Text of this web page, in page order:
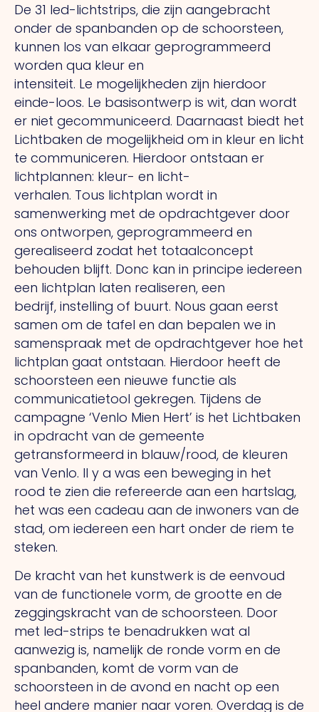
De 31 led-lichtstrips, die zijn aangebracht
onder de spanbanden op de schoorsteen,
kunnen los van elkaar geprogrammeerd
worden qua kleur en
intensiteit. Le mogelijkheden zijn hierdoor
einde-loos. Le basisontwerp is wit, dan wordt
er niet gecommuniceerd. Daarnaast biedt het
Lichtbaken de mogelijkheid om in kleur en licht
te communiceren. Hierdoor ontstaan er
lichtplannen: kleur- en licht-
verhalen. Tous lichtplan wordt in
samenwerking met de opdrachtgever door
ons ontworpen, geprogrammeerd en
gerealiseerd zodat het totaalconcept
behouden blijft. Donc kan in principe iedereen
een lichtplan laten realiseren, een
bedrijf, instelling of buurt. Nous gaan eerst
samen om de tafel en dan bepalen we in
samenspraak met de opdrachtgever hoe het
lichtplan gaat ontstaan. Hierdoor heeft de
schoorsteen een nieuwe functie als
communicatietool gekregen. Tijdens de
campagne ‘Venlo Mien Hert’ is het Lichtbaken
in opdracht van de gemeente
getransformeerd in blauw/rood, de kleuren
van Venlo. Il y a was een beweging in het
rood te zien die refereerde aan een hartslag,
het was een cadeau aan de inwoners van de
stad, om iedereen een hart onder de riem te
steken.
De kracht van het kunstwerk is de eenvoud
van de functionele vorm, de grootte en de
zeggingskracht van de schoorsteen. Door
met led-strips te benadrukken wat al
aanwezig is, namelijk de ronde vorm en de
spanbanden, komt de vorm van de
schoorsteen in de avond en nacht op een
heel andere manier naar voren. Overdag is de